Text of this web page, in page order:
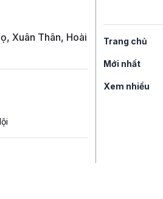
Xuân Thân, Hoài
Trang chủ
Mới nhất
Xem nhiều